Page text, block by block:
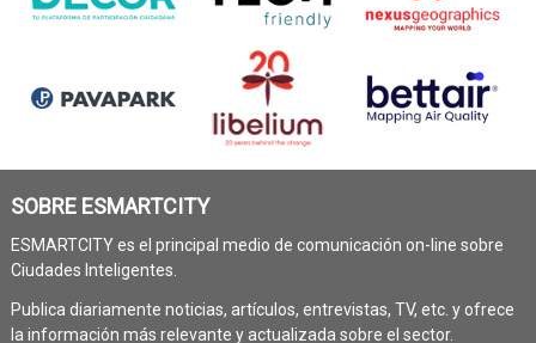
SOBRE ESMARTCITY
ESMARTCITY es el principal medio de comunicación on-line sobre
Ciudades Inteligentes.
Publica diariamente noticias, artículos, entrevistas, TV, etc. y ofrece
la información más relevante y actualizada sobre el sector.